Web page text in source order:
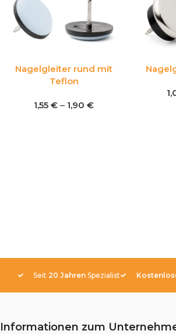
Nagelgleiter rund mit
Teflon
1,55 € – 1,90 €
Seit 20 Jahren Spezialist
Informationen zum